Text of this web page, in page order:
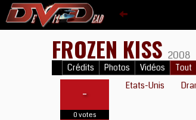
FROZEN KISS 2008
Crédits Photos Vidéos Tout
-
0 votes
Etats-Unis